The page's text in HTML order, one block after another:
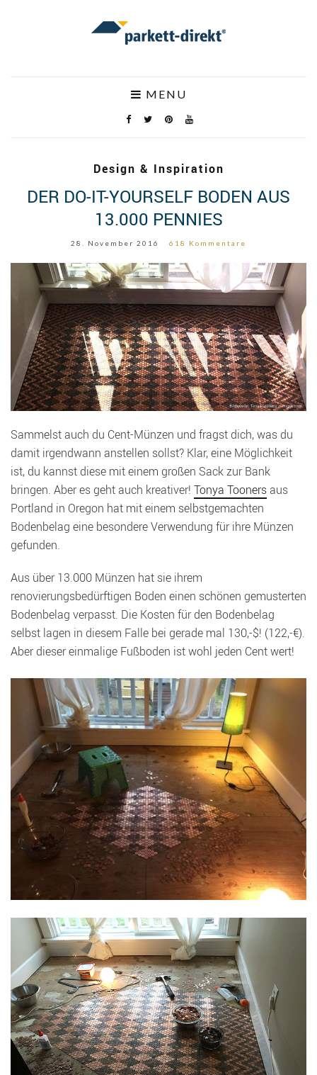
MENU
Design & Inspiration
DER DO-IT-YOURSELF BODEN AUS
13.000 PENNIES
28. November 2016 618 Kommentare
Sammelst auch du Cent-Münzen und fragst dich, was du
damit irgendwann anstellen sollst? Klar, eine Möglichkeit
ist, du kannst diese mit einem großen Sack zur Bank
bringen. Aber es geht auch kreativer! Tonya Toonersaus
Portland in Oregon hat mit einem selbstgemachten
Bodenbelag eine besondere Verwendung für ihre Münzen
gefunden.
Aus über 13.000 Münzen hat sie ihrem
renovierungsbedürftigen Boden einen schönen gemusterten
Bodenbelag verpasst. Die Kosten für den Bodenbelag
selbst lagen in diesem Falle bei gerade mal 130,-$! (122,-€).
Aber dieser einmalige Fußboden ist wohl jeden Cent wert!